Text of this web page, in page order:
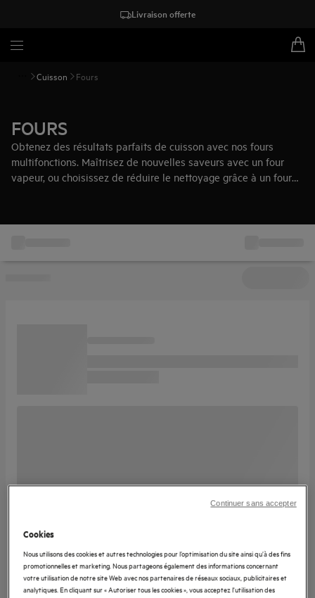
Livraison offerte
Cuisson Fours
FOURS
Obtenez des résultats parfaits de cuisson avec nos fours
multifonctions. Maîtrisez de nouvelles saveurs avec un four
vapeur, ou choisissez de réduire le nettoyage grâce à un four
Cookies
Nous utilisons des cookies et autres technologies pour l’optimisation du site ainsi qu’à des fins
promotionnelles et marketing. Nous partageons également des informations concernant
votre utilisation de notre site Web avec nos partenaires de réseaux sociaux, publicitaires et
analytiques. En cliquant sur « Autoriser tous les cookies », vous acceptez l'utilisation des
Continuer sans accepter